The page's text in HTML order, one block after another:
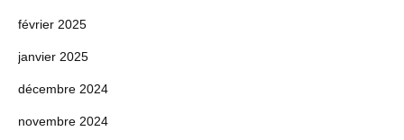
février 2025
janvier 2025
décembre 2024
novembre 2024